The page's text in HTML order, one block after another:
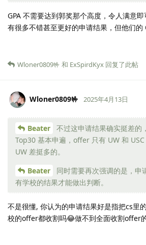
GPA 不需要达到郭奖那个高度，令人满意
有很多不错甚至更好的申请结果，但他们的
Wloner0809🤟 和 ExSpirdKyx 回复了此帖
Wloner0809🤟 2025年4月13日
Beater
不过这申请结果确实挺差的
Top30 基本申遍，offer 只有 UW 和 USC
UW 差挺多的。
Beater
同时需要再次强调的是，申
有学校的结果才能做出判断。
不是很懂, 你认为的申请结果好是指把cs里
校的offer都收割吗😂做不到全面收割offer